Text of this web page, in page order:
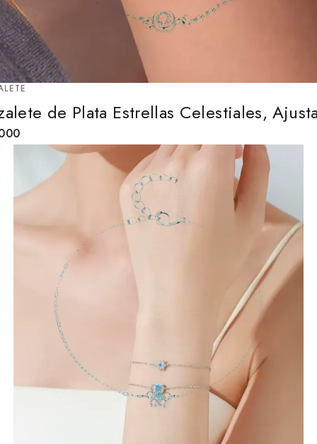
de Plata Estrellas Celestiales,